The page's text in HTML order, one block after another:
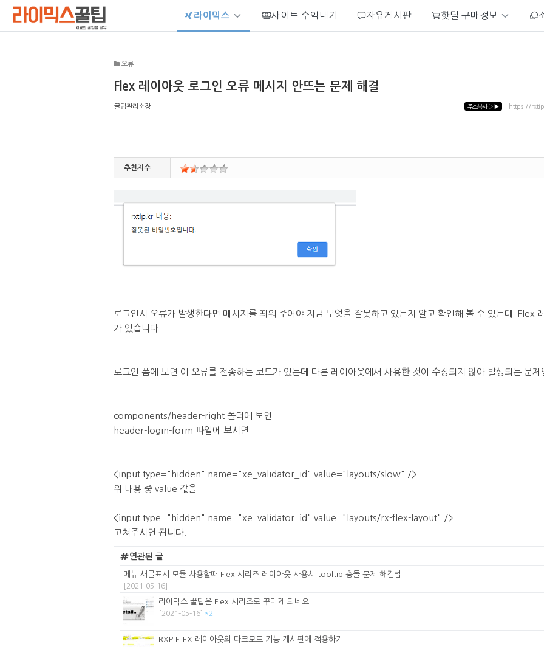
라이믹스 사이트 수익내기 자유게시판 핫딜 구매정보
오류
Flex 레이아웃 로그인 오류 메시지 안뜨는 문제 해결
꿀팁관리소장 주소복사 ▷▶ https://
추천지수
로그인시 오류가 발생한다면 메시지를 띄워 주어야 지금 무엇을 잘못하고 있는지 알고 확인해 볼 수 있는데 Flex
가 있습니다.
로그인 폼에 보면 이 오류를 전송하는 코드가 있는데 다른 레이아웃에서 사용한 것이 수정되지 않아 발생되는 문제
components/header-right 폴더에 보면
header-login-form 파일에 보시면
<input type="hidden" name="xe_validator_id" value="layouts/slow" />
위 내용 중 value 값을
<input type="hidden" name="xe_validator_id" value="layouts/rx-flex-layout" />
고쳐주시면 됩니다.
연관된 글
메뉴 새글표시 모듈 사용할때 Flex 시리즈 레이아웃 사용시 tooltip 충돌 문제 해결법
[2021-05-16]
라이믹스 꿀팁은 Flex 시리즈로 꾸미게 되네요.
[2021-05-16] *2
RXP FLEX 레이아웃의 다크모드 기능 게시판에 적용하기
Sketchbook5, 스케치북5